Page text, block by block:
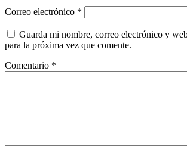
Correo electrónico *
Guarda mi nombre, correo electrónico y
para la próxima vez que comente.
Comentario *